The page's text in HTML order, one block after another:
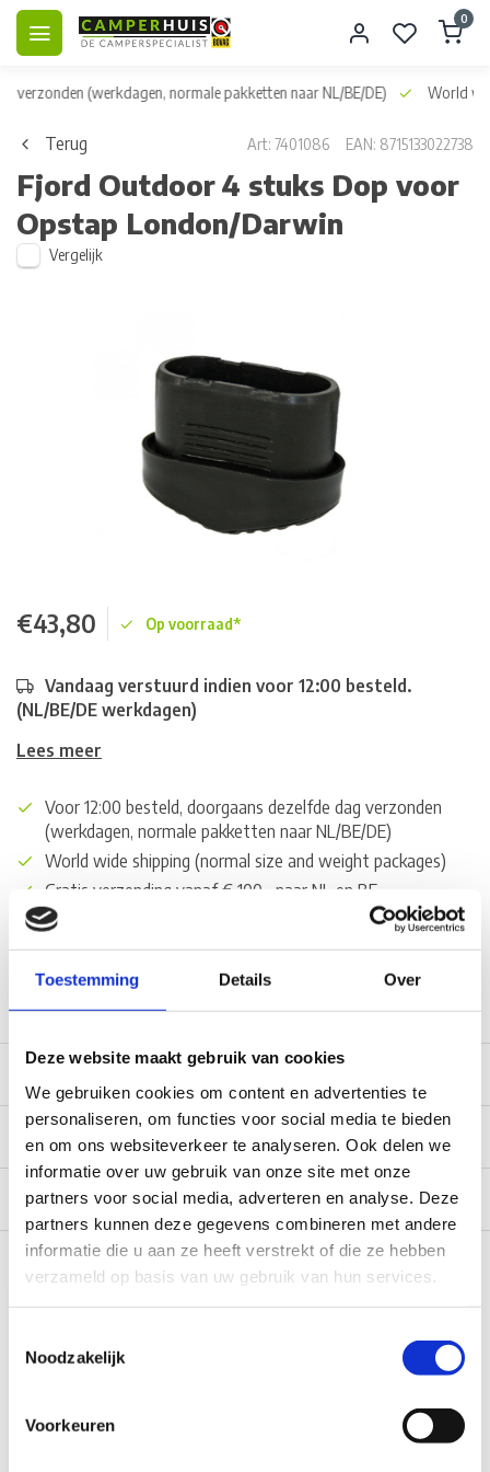
Toestemming Details Over
Deze website maakt gebruik van cookies
We gebruiken cookies om content en advertenties te
personaliseren, om functies voor social media te bieden
en om ons websiteverkeer te analyseren. Ook delen we
informatie over uw gebruik van onze site met onze
partners voor social media, adverteren en analyse. Deze
partners kunnen deze gegevens combineren met andere
informatie die u aan ze heeft verstrekt of die ze hebben
verzameld op basis van uw gebruik van hun services.
Noodzakelijk
Voorkeuren
0
verzonden (werkdagen, normale pakketten naar NL/BE/DE) World
Terug Art: 7401086 EAN: 8715133022738
Fjord Outdoor4 stuks Dop voor
Opstap London/Darwin
Vergelijk
€43,80 Op voorraad*
Vandaag verstuurd indien voor 12:00 besteld.
(NL/BE/DE werkdagen)
Lees meer
Voor 12:00 besteld, doorgaans dezelfde dag verzonden
(werkdagen, normale pakketten naar NL/BE/DE)
World wide shipping (normal size and weight packages)
Gratis verzending vanaf € 100,- naar NL en BE
*Zeer grote magazijnvoorraad direct beschikbaar voor
verzending. Een deel van de artikelen op voorraad in de
winkel, mail ons voor de beschikbaarheid in de winkel:
service@camperhuis.nl
Specificaties
Reviews 0/10
Recent bekeken